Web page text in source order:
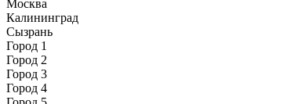
Москва
Калининград
Сызрань
Город 1
Город 2
Город 3
Город 4